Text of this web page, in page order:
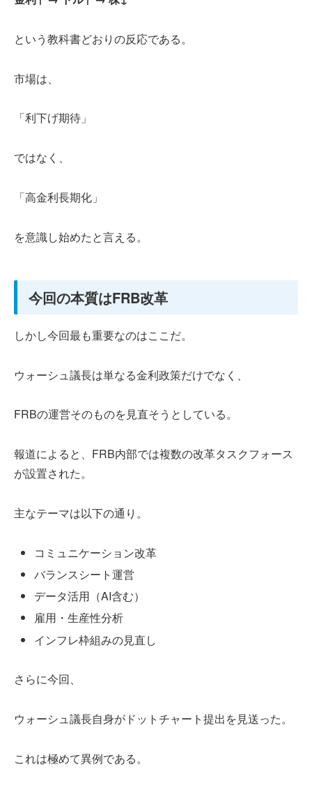
という教科書どおりの反応である。
市場は、
「利下げ期待」
ではなく、
「高金利長期化」
を意識し始めたと言える。
今回の本質はFRB改革
しかし今回最も重要なのはここだ。
ウォーシュ議長は単なる金利政策だけでなく、
FRBの運営そのものを見直そうとしている。
報道によると、FRB内部では複数の改革タスクフォース
が設置された。
主なテーマは以下の通り。
コミュニケーション改革
バランスシート運営
データ活用（AI含む）
雇用・生産性分析
インフレ枠組みの見直し
さらに今回、
ウォーシュ議長自身がドットチャート提出を見送った。
これは極めて異例である。